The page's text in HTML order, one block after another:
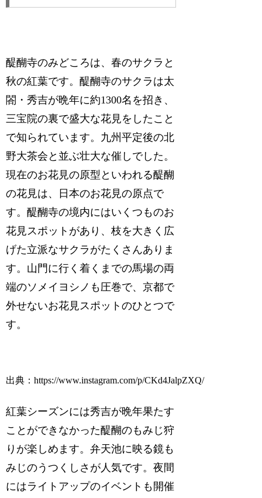
醍醐寺のみどころは、春のサクラと
秋の紅葉です。醍醐寺のサクラは太
閤・秀吉が晩年に約1300名を招き、
三宝院の裏で盛大な花見をしたこと
で知られています。九州平定後の北
野大茶会と並ぶ壮大な催しでした。
現在のお花見の原型といわれる醍醐
の花見は、日本のお花見の原点で
す。醍醐寺の境内にはいくつものお
花見スポットがあり、枝を大きく広
げた立派なサクラがたくさんありま
す。山門に行く着くまでの馬場の両
端のソメイヨシノも圧巻で、京都で
外せないお花見スポットのひとつで
す。
出典：https://www.instagram.com/p/CKd4JalpZXQ/
紅葉シーズンには秀吉が晩年果たす
ことができなかった醍醐のもみじ狩
りが楽しめます。弁天池に映る鏡も
みじのうつくしさが人気です。夜間
にはライトアップのイベントも開催